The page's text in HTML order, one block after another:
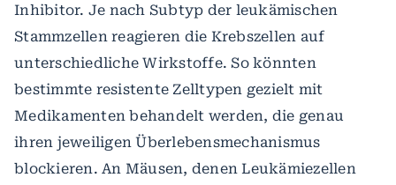
Inhibitor. Je nach Subtyp der leukämischen
Stammzellen reagieren die Krebszellen auf
unterschiedliche Wirkstoffe. So könnten
bestimmte resistente Zelltypen gezielt mit
Medikamenten behandelt werden, die genau
ihren jeweiligen Überlebensmechanismus
blockieren. An Mäusen, denen Leukämiezellen